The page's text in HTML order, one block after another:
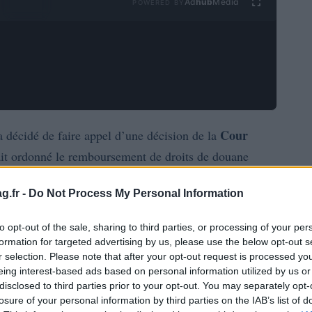
- Do Not Process My Personal Information
opt-out of the sale, sharing to third parties, or processing of your
for targeted advertising by us, please use the below opt-out
selection. Please note that after your opt-out request is processed
interest-based ads based on personal information utilized by us
to third parties prior to your opt-out. You may separately
of your personal information by third parties on the IAB’s list of
de faire appel d’une décision de la Cour
ordonné le remboursement de droits de douane
de 330 000 importateurs, pourrait avoir des
desÉtats-Unis
a estimé que le montant des surtaxes indûment
Cette somme colossale pourrait être restituée
pourrait retarder considérablement le